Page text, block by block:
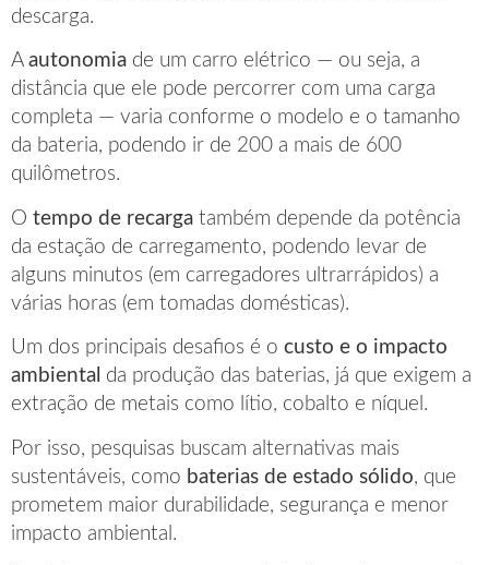
descarga.
A autonomia de um carro elétrico — ou seja, a
distância que ele pode percorrer com uma carga
completa — varia conforme o modelo e o tamanho
da bateria, podendo ir de 200 a mais de 600
quilômetros.
O tempo de recarga também depende da potência
da estação de carregamento, podendo levar de
alguns minutos (em carregadores ultrarrápidos) a
várias horas (em tomadas domésticas).
Um dos principais desafios é o custo e o impacto
ambiental da produção das baterias, já que exigem a
extração de metais como lítio, cobalto e níquel.
Por isso, pesquisas buscam alternativas mais
sustentáveis, como baterias de estado sólido, que
prometem maior durabilidade, segurança e menor
impacto ambiental.